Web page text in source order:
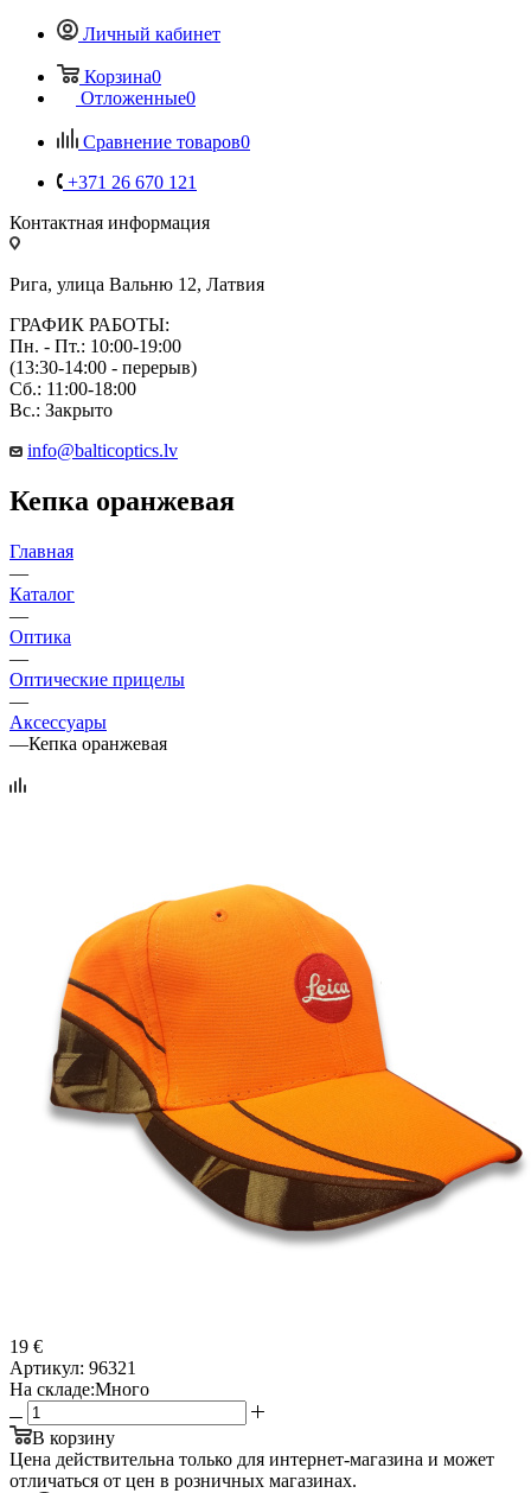
Личный кабинет
Корзина0
Отложенные0
Сравнение товаров0
+371 26 670 121
Контактная информация
Рига, улица Вальню 12, Латвия
ГРАФИК РАБОТЫ:
Пн. - Пт.: 10:00-19:00
(13:30-14:00 - перерыв)
Сб.: 11:00-18:00
Вс.: Закрыто
info@balticoptics.lv
Кепка оранжевая
Главная
—
Каталог
—
Оптика
—
Оптические прицелы
—
Аксессуары
—Кепка оранжевая
19 €
Артикул: 96321
На складе:Много
В корзину
Цена действительна только для интернет-магазина и может
отличаться от цен в розничных магазинах.